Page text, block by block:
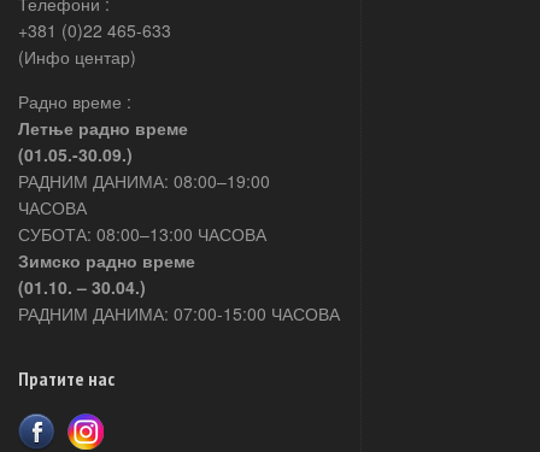
+381 (0)22 465-633
(Инфо центар)
Радно време :
Летње радно време
(01.05.-30.09.)
РАДНИМ ДАНИМА: 08:00–19:00
ЧАСОВА
СУБОТА: 08:00–13:00 ЧАСОВА
Зимско радно време
(01.10. – 30.04.)
РАДНИМ ДАНИМА: 07:00-15:00 ЧАСОВА
Пратите нас